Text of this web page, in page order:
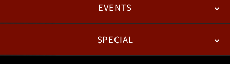
패치노트
EVENTS
ESPORTS
SPECIAL